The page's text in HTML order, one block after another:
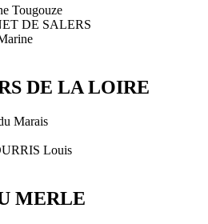
Tougouze
DE SALERS
DE LA LOIRE
Marais
Louis
MERLE